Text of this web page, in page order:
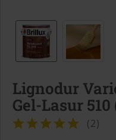
Lignodur
Gel-Lasur
(2)